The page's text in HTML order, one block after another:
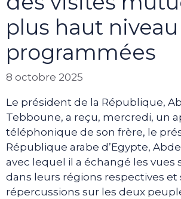
plus haut niveau
programmées
8 octobre 2025
Le président de la République,
Tebboune, a reçu, mercredi, un
téléphonique de son frère, le
République arabe d’Egypte,
avec lequel il a échangé les vues
dans leurs régions respectives et
répercussions sur les deux